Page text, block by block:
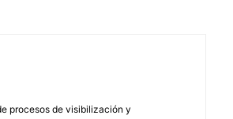
procesos de visibilización y